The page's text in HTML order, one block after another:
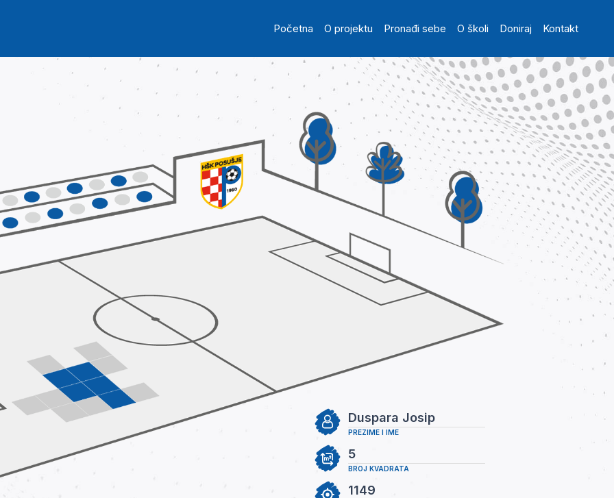
Main navigation
Početna O projektu Pronađi sebe O školi Doniraj Kontakt
PREZIME I IME
Duspara Josip
BROJ KVADRATA
5
1149